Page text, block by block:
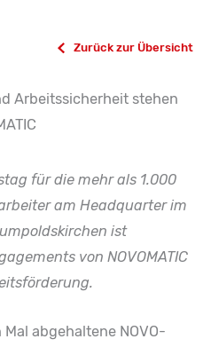
Zurück zur Übersicht
Arbeitssicherheit stehen
für die mehr als 1.000
am Headquarter im
ist
von NOVOMATIC
abgehaltene NOVO-